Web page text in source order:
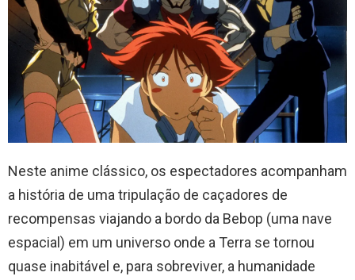
Neste anime clássico, os espectadores acompanham
a história de uma tripulação de caçadores de
recompensas viajando a bordo da Bebop (uma nave
espacial) em um universo onde a Terra se tornou
quase inabitável e, para sobreviver, a humanidade